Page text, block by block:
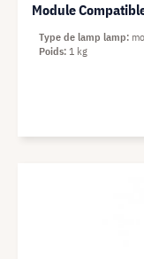
Module
Type de lamp lamp
Poids 1 kg